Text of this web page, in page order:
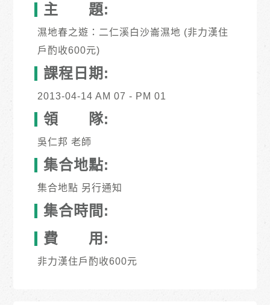
主 題:
濕地春之遊：二仁溪白沙崙濕地 (非力漢住
戶酌收600元)
課程日期:
2013-04-14 AM 07 - PM 01
領 隊:
吳仁邦 老師
集合地點:
集合地點 另行通知
集合時間:
費 用:
非力漢住戶酌收600元